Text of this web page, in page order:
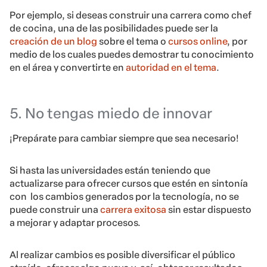
Por ejemplo, si deseas construir una carrera como chef
de cocina, una de las posibilidades puede ser la
creación de un blog sobre el tema o cursos online, por
medio de los cuales puedes demostrar tu conocimiento
en el área y convertirte en autoridad en el tema.
5. No tengas miedo de innovar
¡Prepárate para cambiar siempre que sea necesario!
Si hasta las universidades están teniendo que
actualizarse para ofrecer cursos que estén en sintonía
con los cambios generados por la tecnología, no se
puede construir una carrera exitosa sin estar dispuesto
a mejorar y adaptar procesos.
Al realizar cambios es posible diversificar el público